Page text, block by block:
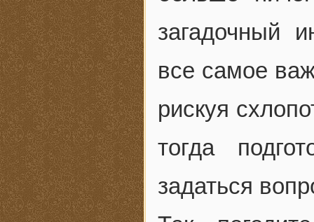
загадочный
все самое
рискуя
тогда
задаться